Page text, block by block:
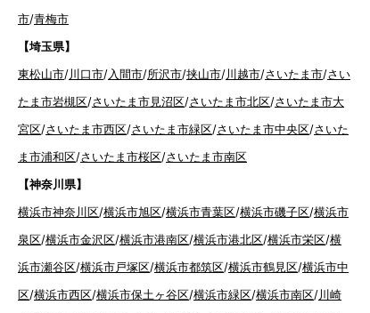
市/青梅市
【埼玉県】
東松山市/川口市/入間市/所沢市/挟山市/川越市/さいたま市/さい
たま市岩槻区/さいたま市見沼区/さいたま市北区/さいたま市大
宮区/さいたま市西区/さいたま市緑区/さいたま市中央区/さいた
ま市浦和区/さいたま市桜区/さいたま市南区
【神奈川県】
横浜市神奈川区/横浜市旭区/横浜市青葉区/横浜市磯子区/横浜市
泉区/横浜市金沢区/横浜市港南区/横浜市港北区/横浜市栄区/横
浜市瀬谷区/横浜市戸塚区/横浜市都筑区/横浜市鶴見区/横浜市中
区/横浜市西区/横浜市保土ヶ谷区/横浜市緑区/横浜市南区/川崎